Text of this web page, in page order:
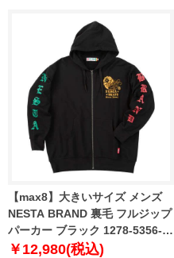
【max8】大きいサイズ メンズ
NESTA BRAND 裏毛 フルジップ
パーカー ブラック 1278-5356-2
3L 4L 5L 6L 8L
￥12,980(税込)